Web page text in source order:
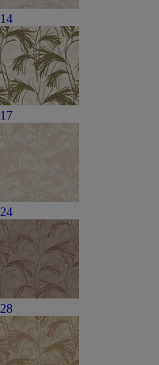
14
17
24
28